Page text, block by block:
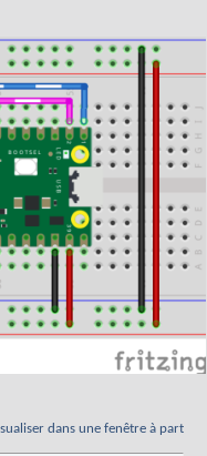
dans une fenêtre à part